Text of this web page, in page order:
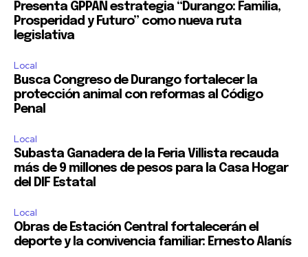
Presenta GPPAN estrategia “Durango: Familia,
Prosperidad y Futuro” como nueva ruta
legislativa
Local
Busca Congreso de Durango fortalecer la
protección animal con reformas al Código
Penal
Local
Subasta Ganadera de la Feria Villista recauda
más de 9 millones de pesos para la Casa Hogar
del DIF Estatal
Local
Obras de Estación Central fortalecerán el
deporte y la convivencia familiar: Ernesto Alanís